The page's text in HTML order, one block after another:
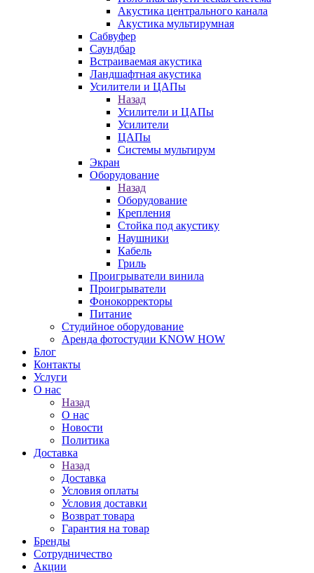
Акустика центрального канала
Акустика мультирумная
Сабвуфер
Саундбар
Встраиваемая акустика
Ландшафтная акустика
Усилители и ЦАПы
Назад
Усилители и ЦАПы
Усилители
ЦАПы
Системы мультирум
Экран
Оборудование
Назад
Оборудование
Крепления
Стойка под акустику
Наушники
Кабель
Гриль
Проигрыватели винила
Проигрыватели
Фонокорректоры
Питание
Студийное оборудование
Аренда фотостудии KNOW HOW
Блог
Контакты
Услуги
О нас
Назад
О нас
Новости
Политика
Доставка
Назад
Доставка
Условия оплаты
Условия доставки
Возврат товара
Гарантия на товар
Бренды
Сотрудничество
Акции